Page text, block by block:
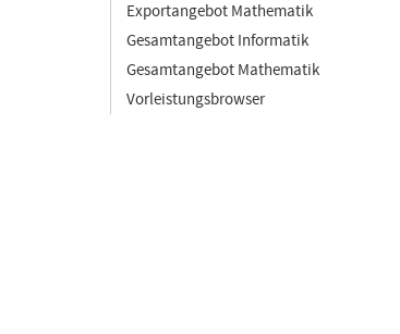
Exportangebot Mathematik
Gesamtangebot Informatik
Gesamtangebot Mathematik
Vorleistungsbrowser